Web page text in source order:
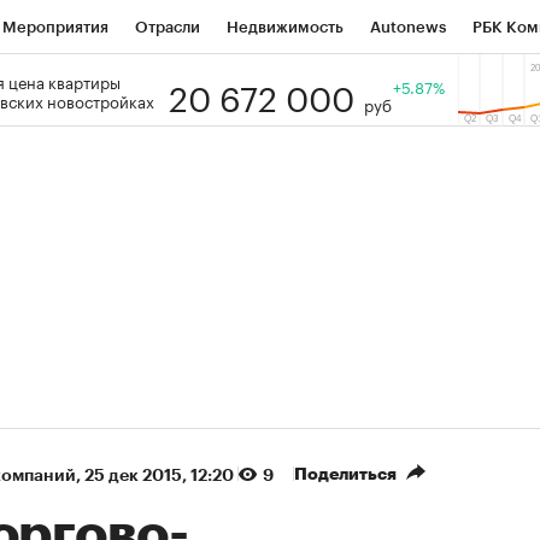
Мероприятия Отрасли Недвижимость Autonews РБК
РБК Образование Тренды
цена квартиры
новостройках
20 672 000 руб
+5.87%
⁠, 25 дек 2015, 12:20 9 Поделиться